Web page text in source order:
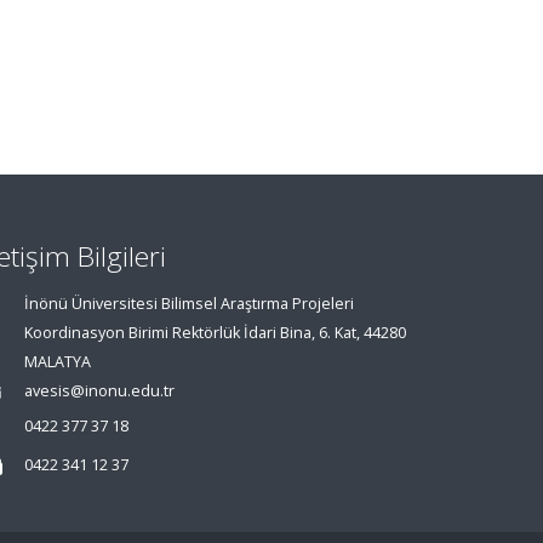
Bilgileri
İnönü Üniversitesi Bilimsel Araştırma Projeleri
Koordinasyon Birimi Rektörlük İdari Bina, 6. Kat, 44280
MALATYA
avesis@inonu.edu.tr
0422 377 37 18
0422 341 12 37